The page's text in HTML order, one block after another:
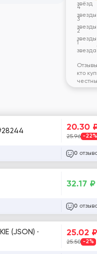
звёзд
4
звезды
3
звезды
2
звезды
1
звезда
Отзывы
кто
/ 2FA ON / Продтвреждён по почте, нет доступа к почте / Пол: микс / MIX ip / #28244 20.30
25.96 -22%
0
32.17 ₽
0
(JSON) ·
25.02 ₽
25.50 -2%